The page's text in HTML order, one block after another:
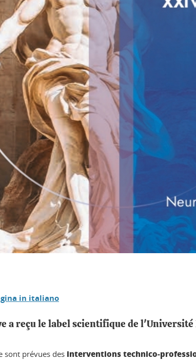
in italiano
a reçu le label scientifique de
sont prévues des interventions technico-